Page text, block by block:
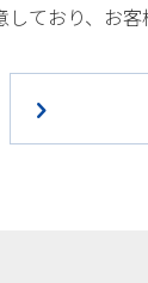
ており、お